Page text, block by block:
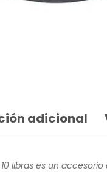
adicional
10 libras es un